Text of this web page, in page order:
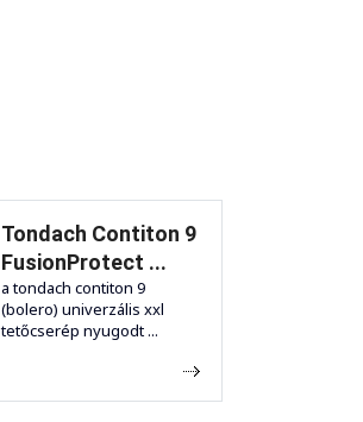
Tondach Contiton 9
FusionProtect ...
a tondach contiton 9
(bolero) univerzális xxl
tetőcserép nyugodt ...